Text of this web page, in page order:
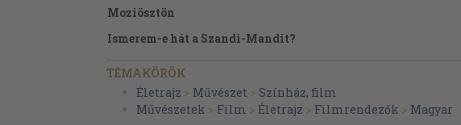
Moziösztön
Ismerem-e hát a Szandi-Mandit?
Forgatható?
Filmográfia
Képek jegyzéke
TÉMAKÖRÖK
Életrajz > Művészet > Színház, film
Művészetek > Film > Életrajz > Filmrendezők > Magyar